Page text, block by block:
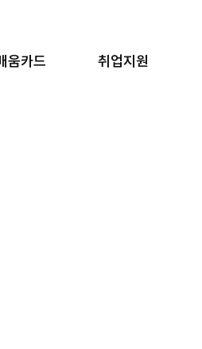
움카드 취업지원